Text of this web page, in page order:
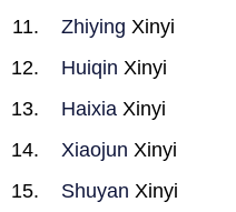
Zhiying Xinyi
Huiqin Xinyi
Haixia Xinyi
Xiaojun Xinyi
Shuyan Xinyi